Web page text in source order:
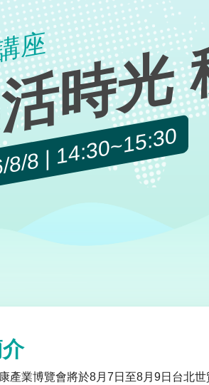
座 時光
8 | 14:30~15:30
產業博覽會將於8月7日至8月9日台北